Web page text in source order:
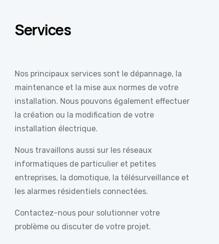
Services
Nos principaux services sont le dépannage, la
maintenance et la mise aux normes de votre
installation. Nous pouvons également effectuer
la création ou la modification de votre
installation électrique.
Nous travaillons aussi sur les réseaux
informatiques de particulier et petites
entreprises, la domotique, la télésurveillance et
les alarmes résidentiels connectées.
Contactez-nous pour solutionner votre
problème ou discuter de votre projet.